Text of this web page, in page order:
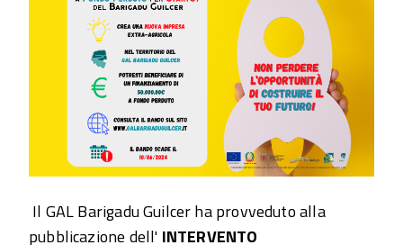
Il GAL Barigadu Guilcer ha provveduto alla
pubblicazione dell' INTERVENTO